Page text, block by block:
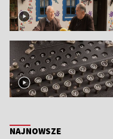
NAJNOWSZE